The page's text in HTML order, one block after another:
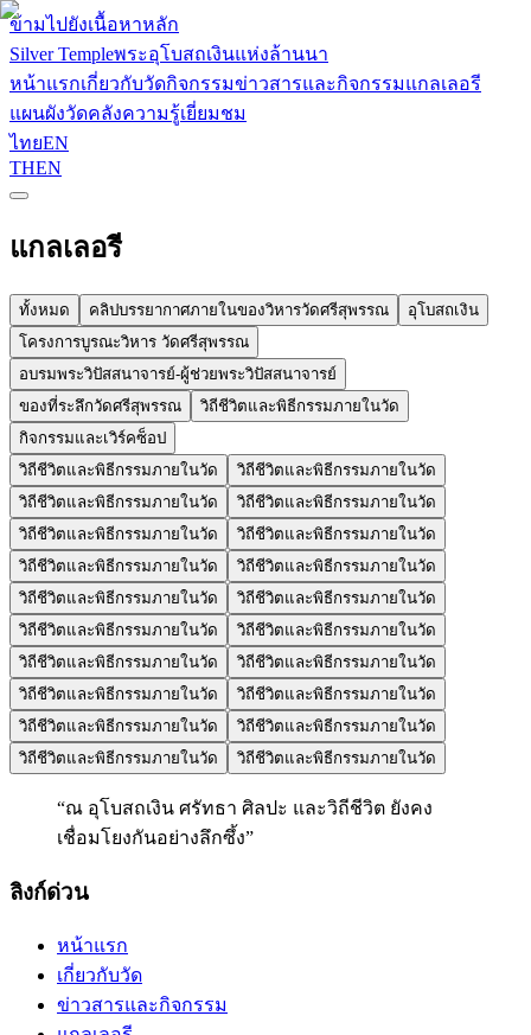
ข้ามไปยังเนื้อหาหลัก
Silver Templeพระอุโบสถเงินแห่งล้านนา
หน้าแรกเกี่ยวกับวัดกิจกรรมข่าวสารและกิจกรรมแกลเลอรี
แผนผังวัดคลังความรู้เยี่ยมชม
ไทยEN
THEN
แกลเลอรี
ทั้งหมด คลิปบรรยากาศภายในของวิหารวัดศรีสุพรรณ
อุโบสถเงิน
โครงการบูรณะวิหาร วัดศรีสุพรรณ
อบรมพระวิปัสสนาจารย์-ผู้ช่วยพระวิปัสสนาจารย์
ของที่ระลึกวัดศรีสุพรรณ
วิถีชีวิตและพิธีกรรมภายในวัด
กิจกรรมและเวิร์คซ็อป
วิถีชีวิตและพิธีกรรมภายในวัด
วิถีชีวิตและพิธีกรรมภายในวัด
วิถีชีวิตและพิธีกรรมภายในวัด
วิถีชีวิตและพิธีกรรมภายในวัด
วิถีชีวิตและพิธีกรรมภายในวัด
วิถีชีวิตและพิธีกรรมภายในวัด
วิถีชีวิตและพิธีกรรมภายในวัด
วิถีชีวิตและพิธีกรรมภายในวัด
วิถีชีวิตและพิธีกรรมภายในวัด
วิถีชีวิตและพิธีกรรมภายในวัด
วิถีชีวิตและพิธีกรรมภายในวัด
วิถีชีวิตและพิธีกรรมภายในวัด
วิถีชีวิตและพิธีกรรมภายในวัด
วิถีชีวิตและพิธีกรรมภายในวัด
วิถีชีวิตและพิธีกรรมภายในวัด
วิถีชีวิตและพิธีกรรมภายในวัด
วิถีชีวิตและพิธีกรรมภายในวัด
วิถีชีวิตและพิธีกรรมภายในวัด
วิถีชีวิตและพิธีกรรมภายในวัด
วิถีชีวิตและพิธีกรรมภายในวัด
“ณ อุโบสถเงิน ศรัทธา ศิลปะ และวิถีชีวิต ยังคง
เชื่อมโยงกันอย่างลึกซึ้ง”
ลิงก์ด่วน
หน้าแรก
เกี่ยวกับวัด
ข่าวสารและกิจกรรม